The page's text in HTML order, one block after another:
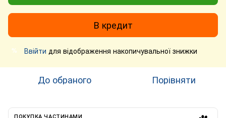
В кредит
% Ввійти для відображення накопичувальної знижки
До обраного Порівняти
ПОКУПКА ЧАСТИНАМИ